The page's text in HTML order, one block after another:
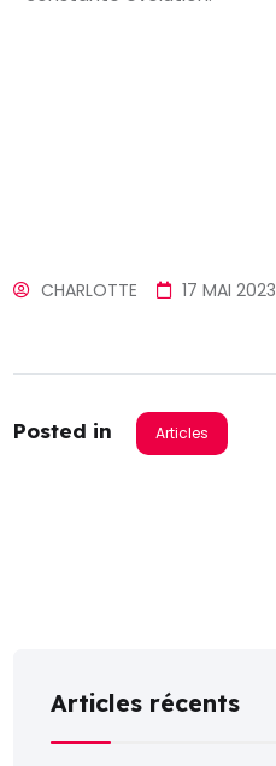
CHARLOTTE 17 MAI 2023
Posted in Articles
Articles récents